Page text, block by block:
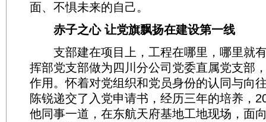
面、不惧未来的自己。
赤子之心 让党旗飘扬在建设第一线
支部建在项目上，工程在哪里，哪里就
挥部党支部做为四川分公司党委直属党支部
作用。怀着对党组织和党员身份的认同与向
陈锐递交了入党申请书，经历三年的培养，
他同事一道，在东航天府基地工地现场，面